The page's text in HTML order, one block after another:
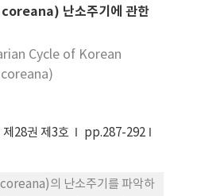
in hibernation. The
existed during
the ovarian cycle that all
are developed
during the
oocytes and the
period.
여 3월에 가장 많이 존재하였
포가 나타났으며 GSI와 세정
나타내어 정자형성은 GSI 및
는 잠재적 연속형으로 진행되었
꺼비 수컷의 정소주기 중 정자
활발하게 진행되며 번식기는 2
다.
난소주기에 관한
Cycle of Korean
제28권 제3호
pp.287-292
의 난소주기를 파악하